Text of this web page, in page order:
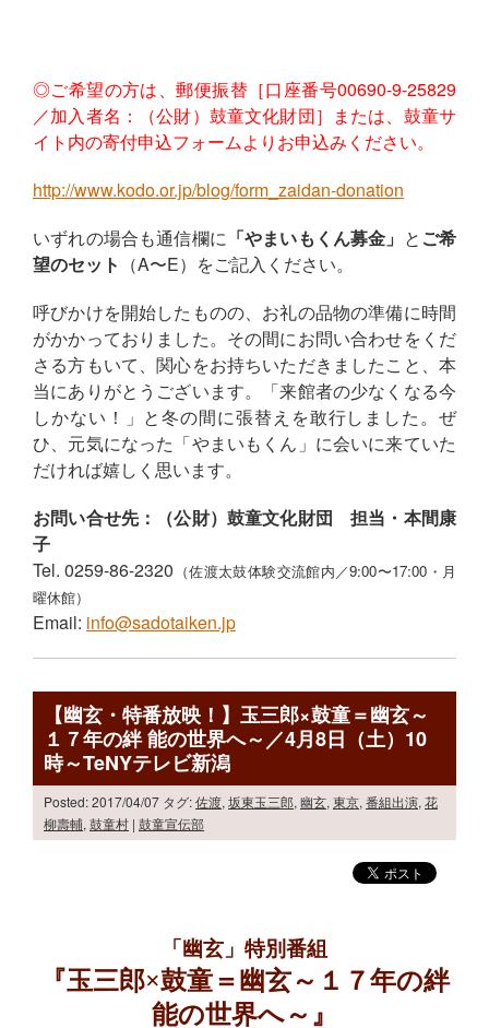
◎ご希望の方は、郵便振替［口座番号00690-9-25829
／加入者名：（公財）鼓童文化財団］または、鼓童サ
イト内の寄付申込フォームよりお申込みください。
http://www.kodo.or.jp/blog/form_zaidan-donation
いずれの場合も通信欄に 「やまいもくん募金」 と ご希
望のセット （A〜E）をご記入ください。
呼びかけを開始したものの、お礼の品物の準備に時間
がかかっておりました。その間にお問い合わせをくだ
さる方もいて、関心をお持ちいただきましたこと、本
当にありがとうございます。「来館者の少なくなる今
しかない！」と冬の間に張替えを敢行しました。ぜ
ひ、元気になった「やまいもくん」に会いに来ていた
だければ嬉しく思います。
お問い合せ先：（公財）鼓童文化財団 担当・本間康
子
Tel. 0259-86-2320 （佐渡太鼓体験交流館内／9:00〜17:00・月
曜休館）
Email: info@sadotaiken.jp
【幽玄・特番放映！】玉三郎×鼓童＝幽玄～
１７年の絆 能の世界へ～／4月8日（土）10
時～TeNYテレビ新潟
Posted: 2017/04/07 タグ:佐渡, 坂東玉三郎, 幽玄, 東京, 番組出演, 花
柳壽輔, 鼓童村 | 鼓童宣伝部
「幽玄」特別番組
『玉三郎×鼓童＝幽玄～１７年の絆
能の世界へ～』